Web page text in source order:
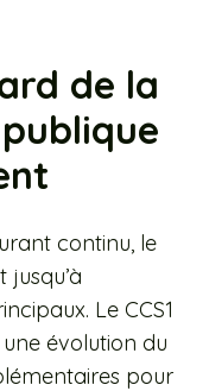
de la
continu, le
Le CCS1
évolution du
pour